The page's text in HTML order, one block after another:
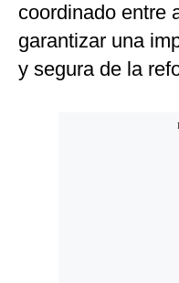
coordinado entre
garantizar una
y segura de la